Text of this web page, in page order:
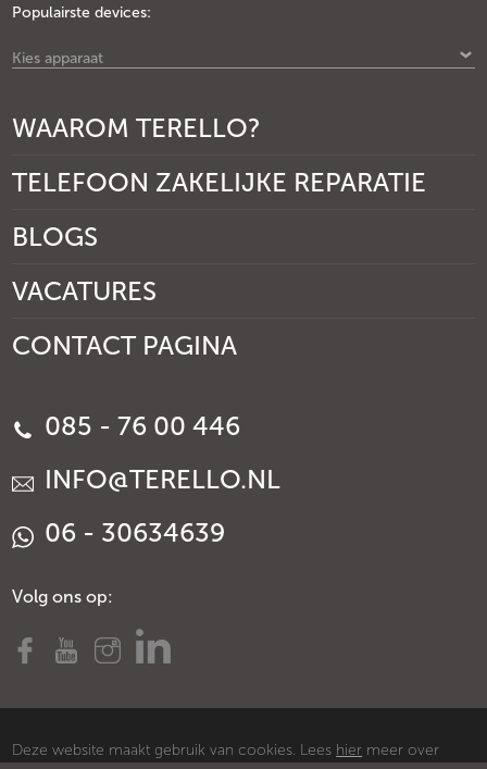
Populairste devices:
Kies apparaat
WAAROM TERELLO?
TELEFOON ZAKELIJKE REPARATIE
BLOGS
VACATURES
CONTACT PAGINA
085 - 76 00 446
INFO@TERELLO.NL
06 - 30634639
Volg ons op:
Deze website maakt gebruik van cookies. Lees hier meer over